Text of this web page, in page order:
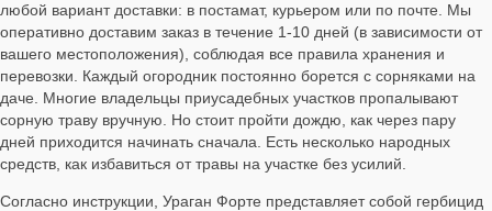
любой вариант доставки: в постамат, курьером или по почте. Мы
оперативно доставим заказ в течение 1-10 дней (в зависимости от
вашего местоположения), соблюдая все правила хранения и
перевозки. Каждый огородник постоянно борется с сорняками на
даче. Многие владельцы приусадебных участков пропалывают
сорную траву вручную. Но стоит пройти дождю, как через пару
дней приходится начинать сначала. Есть несколько народных
средств, как избавиться от травы на участке без усилий.
Согласно инструкции, Ураган Форте представляет собой гербицид